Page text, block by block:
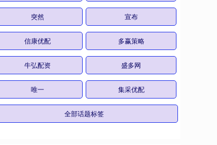
突然 宣布
信康优配 多赢策略
牛弘配资 盛多网
唯一 集采优配
全部话题标签